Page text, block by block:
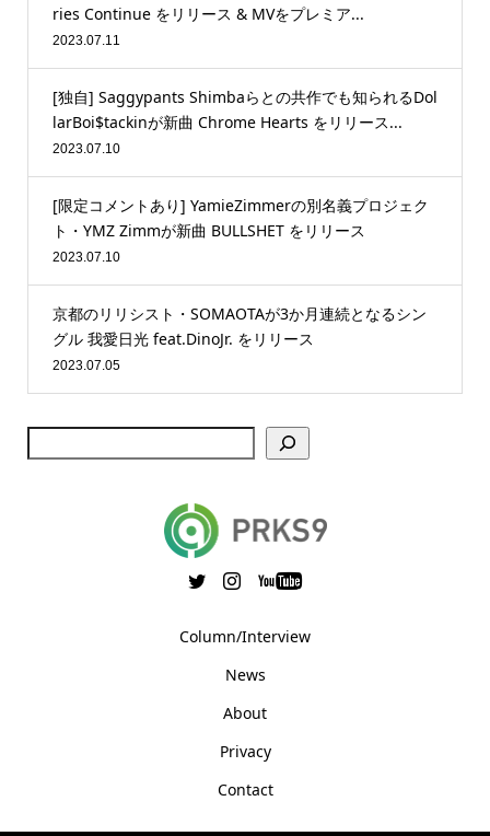
ries Continue をリリース & MVをプレミア...
2023.07.11
[独自] Saggypants Shimbaらとの共作でも知られるDol
larBoi$tackinが新曲 Chrome Hearts をリリース...
2023.07.10
[限定コメントあり] YamieZimmerの別名義プロジェク
ト・YMZ Zimmが新曲 BULLSHET をリリース
2023.07.10
京都のリリシスト・SOMAOTAが3か月連続となるシン
グル 我愛日光 feat.DinoJr. をリリース
2023.07.05
Column/Interview
News
About
Privacy
Contact